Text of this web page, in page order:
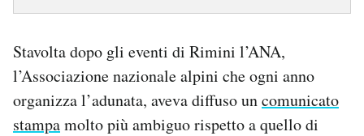
Stavolta dopo gli eventi di Rimini l’ANA,
l’Associazione nazionale alpini che ogni anno
organizza l’adunata, aveva diffuso uncomunicato
stampamolto più ambiguo rispetto a quello di